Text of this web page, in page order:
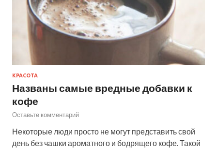
КРАСОТА
Названы самые вредные добавки к
кофе
Оставьте комментарий
Некоторые люди просто не могут представить свой
день без чашки ароматного и бодрящего кофе. Такой